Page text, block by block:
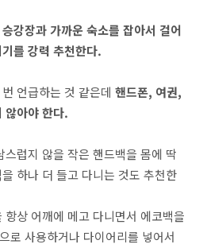
강장과 가까운 숙소를 잡아서 걸어
를 강력 추천한다.
언급하는 것 같은데 핸드폰, 여권,
않아야 한다.
럽지 않을 작은 핸드백을 몸에 딱
하나 더 들고 다니는 것도 추천한
상 어깨에 메고 다니면서 에코백을
로 사용하거나 다이어리를 넣어서